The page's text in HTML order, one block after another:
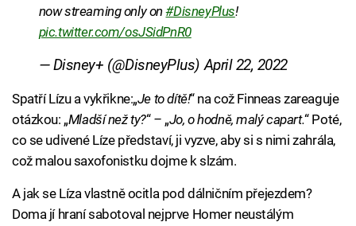
now streaming only on#DisneyPlus!
pic.twitter.com/osJSidPnR0
— Disney+ (@DisneyPlus)April 22, 2022
Spatří Lízu a vykřikne:„Je to dítě!“ na což Finneas zareaguje
otázkou: „Mladší než ty?“– „Jo, o hodně, malý capart.“ Poté,
co se udivené Líze představí, ji vyzve, aby si s nimi zahrála,
což malou saxofonistku dojme k slzám.
A jak se Líza vlastně ocitla pod dálničním přejezdem?
Doma jí hraní sabotoval nejprve Homer neustálým